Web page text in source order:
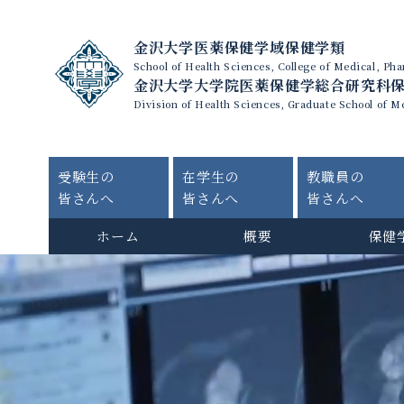
金沢大学医薬保健学域保健学類
School of Health Sciences, College of Medical,
金沢大学大学院医薬保健学総合研究科
Division of Health Sciences, Graduate School of
受験生の
皆さんへ
在学生の
皆さんへ
教職員の
皆さんへ
ホーム
概要 保健